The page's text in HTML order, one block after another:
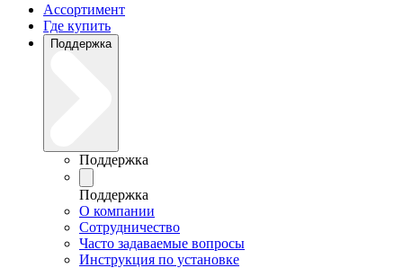
Ассортимент
Где купить
Поддержка
Поддержка
Поддержка
О компании
Сотрудничество
Часто задаваемые вопросы
Инструкция по установке